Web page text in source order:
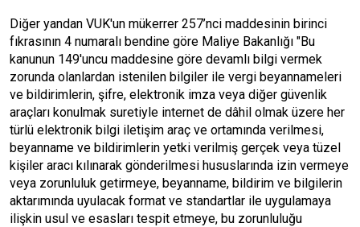
Diğer yandan VUK'un mükerrer 257’nci maddesinin birinci
fıkrasının 4 numaralı bendine göre Maliye Bakanlığı "Bu
kanunun 149'uncu maddesine göre devamlı bilgi vermek
zorunda olanlardan istenilen bilgiler ile vergi beyannameleri
ve bildirimlerin, şifre, elektronik imza veya diğer güvenlik
araçları konulmak suretiyle internet de dâhil olmak üzere her
türlü elektronik bilgi iletişim araç ve ortamında verilmesi,
beyanname ve bildirimlerin yetki verilmiş gerçek veya tüzel
kişiler aracı kılınarak gönderilmesi hususlarında izin vermeye
veya zorunluluk getirmeye, beyanname, bildirim ve bilgilerin
aktarımında uyulacak format ve standartlar ile uygulamaya
ilişkin usul ve esasları tespit etmeye, bu zorunluluğu